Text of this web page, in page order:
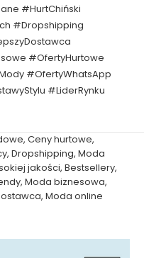
#HurtChiński
#Dropshipping
#OfertyHurtowe
#OfertyWhatsApp
#LiderRynku
, Ceny hurtowe,
, Dropshipping, Moda
jakości, Bestsellery,
, Moda biznesowa,
, Moda online